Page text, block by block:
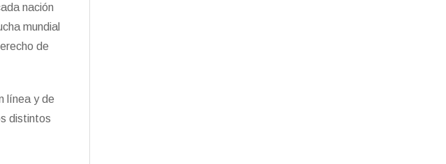
nación
mundial
de
línea y de
distintos